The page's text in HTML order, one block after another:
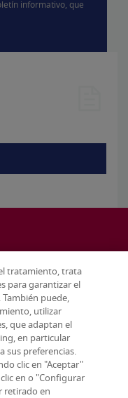
informativo, que
tratamiento, trata
para garantizar el
puede,
utilizar
que adaptan el
en particular
sus preferencias.
clic en "Aceptar"
en o "Configurar
retirado en